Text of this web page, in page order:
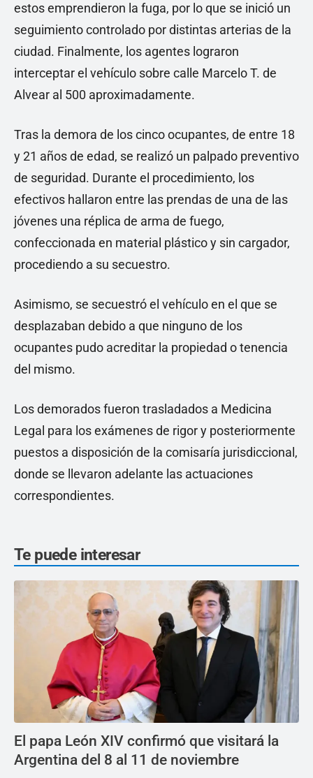
estos emprendieron la fuga, por lo que se inició un
seguimiento controlado por distintas arterias de la
ciudad. Finalmente, los agentes lograron
interceptar el vehículo sobre calle Marcelo T. de
Alvear al 500 aproximadamente.
Tras la demora de los cinco ocupantes, de entre 18
y 21 años de edad, se realizó un palpado preventivo
de seguridad. Durante el procedimiento, los
efectivos hallaron entre las prendas de una de las
jóvenes una réplica de arma de fuego,
confeccionada en material plástico y sin cargador,
procediendo a su secuestro.
Asimismo, se secuestró el vehículo en el que se
desplazaban debido a que ninguno de los
ocupantes pudo acreditar la propiedad o tenencia
del mismo.
Los demorados fueron trasladados a Medicina
Legal para los exámenes de rigor y posteriormente
puestos a disposición de la comisaría jurisdiccional,
donde se llevaron adelante las actuaciones
correspondientes.
Te puede interesar
El papa León XIV confirmó que visitará la
Argentina del 8 al 11 de noviembre